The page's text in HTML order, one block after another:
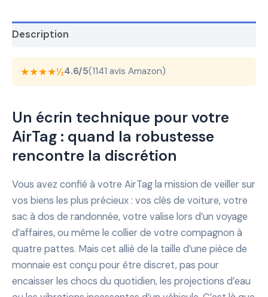
Description
★★★★½4.6/5(1141 avis Amazon)
Un écrin technique pour votre
AirTag : quand la robustesse
rencontre la discrétion
Vous avez confié à votre AirTag la mission de veiller sur
vos biens les plus précieux : vos clés de voiture, votre
sac à dos de randonnée, votre valise lors d’un voyage
d’affaires, ou même le collier de votre compagnon à
quatre pattes. Mais cet allié de la taille d’une pièce de
monnaie est conçu pour être discret, pas pour
encaisser les chocs du quotidien, les projections d’eau